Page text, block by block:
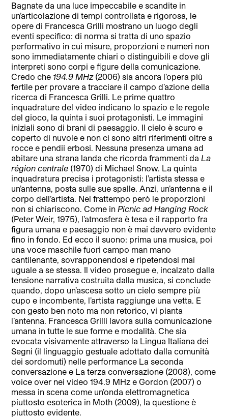
Bagnate da una luce impeccabile e scandite in
un’articolazione di tempi controllata e rigorosa, le
opere di Francesca Grilli mostrano un luogo degli
eventi specifico: di norma si tratta di uno spazio
performativo in cui misure, proporzioni e numeri non
sono immediatamente chiari o distinguibili e dove gli
interpreti sono corpi e figure della comunicazione.
Credo che 194.9 MHz(2006) sia ancora l’opera più
fertile per provare a tracciare il campo d’azione della
ricerca di Francesca Grilli. Le prime quattro
inquadrature del video indicano lo spazio e le regole
del gioco, la quinta i suoi protagonisti. Le immagini
iniziali sono di brani di paesaggio. Il cielo è scuro e
coperto di nuvole e non ci sono altri riferimenti oltre a
rocce e pendii erbosi. Nessuna presenza umana ad
abitare una strana landa che ricorda frammenti daLa
région centrale (1970) di Michael Snow. La quinta
inquadratura precisa i protagonisti: l’artista stessa e
un’antenna, posta sulle sue spalle. Anzi, un’antenna e il
corpo dell’artista. Nel frattempo però le proporzioni
non si chiariscono. Come inPicnic ad Hanging Rock
(Peter Weir, 1975), l’atmosfera è tesa e il rapporto fra
figura umana e paesaggio non è mai davvero evidente
fino in fondo. Ed ecco il suono: prima una musica, poi
una voce maschile fuori campo man mano
cantilenante, sovrapponendosi e ripetendosi mai
uguale a se stessa. Il video prosegue e, incalzato dalla
tensione narrativa costruita dalla musica, si conclude
quando, dopo un’ascesa sotto un cielo sempre più
cupo e incombente, l’artista raggiunge una vetta. E
con gesto ben noto ma non retorico, vi pianta
l’antenna. Francesca Grilli lavora sulla comunicazione
umana in tutte le sue forme e modalità. Che sia
evocata visivamente attraverso la Lingua Italiana dei
Segni (il linguaggio gestuale adottato dalla comunità
dei sordomuti) nelle performance La seconda
conversazione e La terza conversazione (2008), come
voice over nei video 194.9 MHz e Gordon (2007) o
messa in scena come un’onda elettromagnetica
piuttosto esoterica in Moth (2009), la questione è
piuttosto evidente.